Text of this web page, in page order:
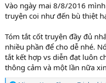
Vào ngày mai 8/8/2016
truyện coi như đến bù thiệt
Tóm tắt cốt truyện đầy đủ
nhiều phần để cho dễ nhé.
tắt kết hợp vs diễn đạt luôn
thông cảm và một lần nữa